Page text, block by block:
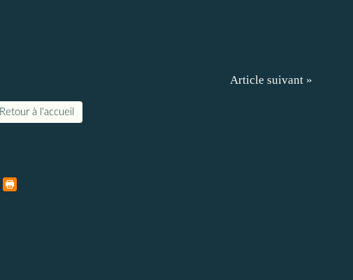
Article suivant »
Retour à l'accueil